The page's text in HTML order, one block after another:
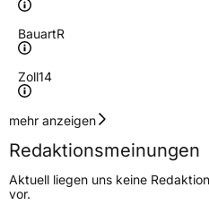
BauartR
Zoll14
Geschwindigkeitsindex
Höchstgeschwindigkeit
190 km/h
Lastindex88
mehr anzeigen
Redaktionsmeinungen
Aktuell liegen uns keine
vor.